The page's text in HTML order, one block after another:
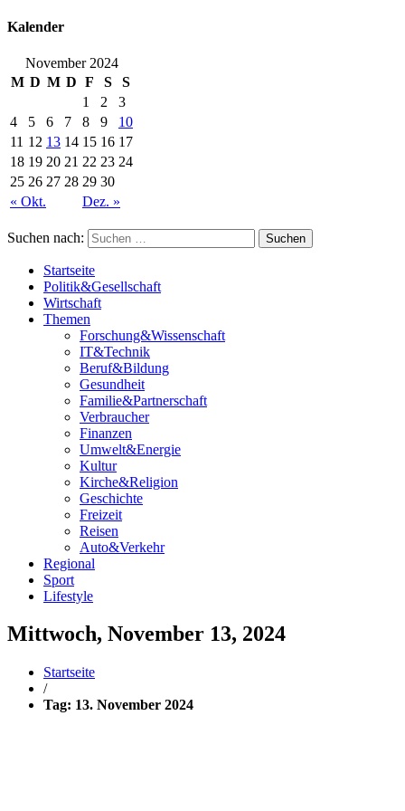
Kalender
November 2024
M D M D F S S
« Okt. Dez. »
1 2
3
4
5 6 7 8 9
10
11 12 13 14 15 16 17
18 19 20 21 22 23 24
25 26 27 28 29 30
Suchen nach:
Startseite
Politik&Gesellschaft
Wirtschaft
Themen
Forschung&Wissenschaft
IT&Technik
Beruf&Bildung
Gesundheit
Familie&Partnerschaft
Verbraucher
Finanzen
Umwelt&Energie
Kultur
Kirche&Religion
Geschichte
Freizeit
Reisen
Auto&Verkehr
Regional
Sport
Lifestyle
Mittwoch, November 13, 2024
Startseite
/
Tag: 13. November 2024